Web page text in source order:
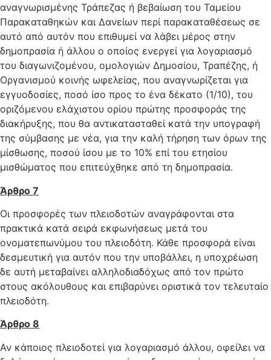
αναγνωρισμένης Τράπεζας ή βεβαίωση του Ταμείου
Παρακαταθηκών και Δανείων περί παρακαταθέσεως σε
αυτό από αυτόν που επιθυμεί να λάβει μέρος στην
δημοπρασία ή άλλου ο οποίος ενεργεί για λογαριασμό
του διαγωνιζομένου, ομολογιών Δημοσίου, Τραπέζης, ή
Οργανισμού κοινής ωφελείας, που αναγνωρίζεται για
εγγυοδοσίες, ποσό ίσο προς το ένα δέκατο (1/10), του
οριζόμενου ελάχιστου ορίου πρώτης προσφοράς της
διακήρυξης, που θα αντικατασταθεί κατά την υπογραφή
της σύμβασης με νέα, για την καλή τήρηση των όρων της
μίσθωσης, ποσού ίσου με το 10% επί του ετησίου
μισθώματος που επιτεύχθηκε από τη δημοπρασία.
Άρθρο 7
Οι προσφορές των πλειοδοτών αναγράφονται στα
πρακτικά κατά σειρά εκφωνήσεως μετά του
ονοματεπωνύμου του πλειοδότη. Κάθε προσφορά είναι
δεσμευτική για αυτόν που την υποβάλλει, η υποχρέωση
δε αυτή μεταβαίνει αλληλοδιαδόχως από τον πρώτο
στους ακόλουθους και επιβαρύνει οριστικά τον τελευταίο
πλειοδότη.
Άρθρο 8
Αν κάποιος πλειοδοτεί για λογαριασμό άλλου, οφείλει να